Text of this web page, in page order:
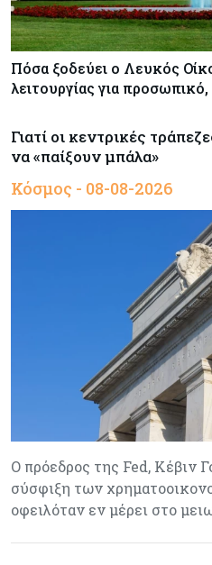
Πόσα ξοδεύει ο Λευκός
λειτουργίας για
Γιατί οι κεντρικές
να «παίξουν μπάλα»
Κόσμος - 08-08-2026
Ο πρόεδρος της Fed, Κέβιν
σύσφιξη των
οφειλόταν εν μέρει στο